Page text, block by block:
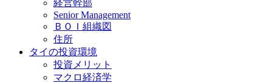
経営幹部
Senior Management
ＢＯＩ組織図
住所
タイの投資環境
投資メリット
マクロ経済学